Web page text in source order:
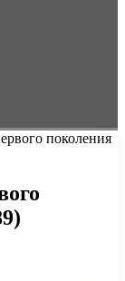
поколения